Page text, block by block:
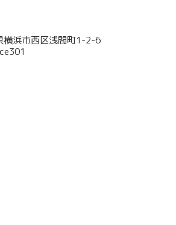
浜市西区浅間町1-2-6